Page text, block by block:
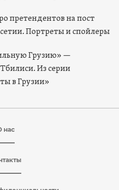
претендентов на пост
Портреты и спойлеры
Грузию» —
Из серии
в Грузии»
нас